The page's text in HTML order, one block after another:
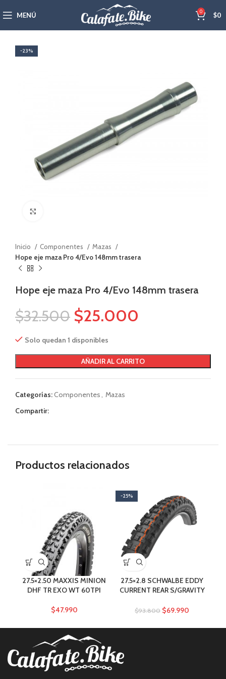
MENÚ 0 $0
-23%
Inicio Componentes
Mazas
Hope eje maza Pro 4/Evo 148mm trasera
Hope eje maza Pro 4/Evo 148mm trasera
$32.500 $25.000
Solo quedan 1 disponibles
AÑADIR AL CARRITO
Categorías:Componentes, Mazas
Compartir:
Productos relacionados
27.5×2.50 MAXXIS MINION
DHF TR EXO WT 60TPI
$47.990
-25%
27.5×2.8 SCHWALBE EDDY
CURRENT REAR S/GRAVITY
$93.800 $69.990